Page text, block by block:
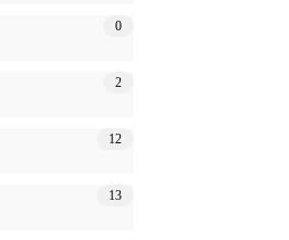
0
2
12
13